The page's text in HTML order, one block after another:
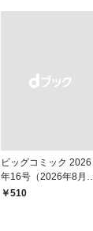
ビッグコミック 2026
年16号（2026年8月7
日発売）
￥510